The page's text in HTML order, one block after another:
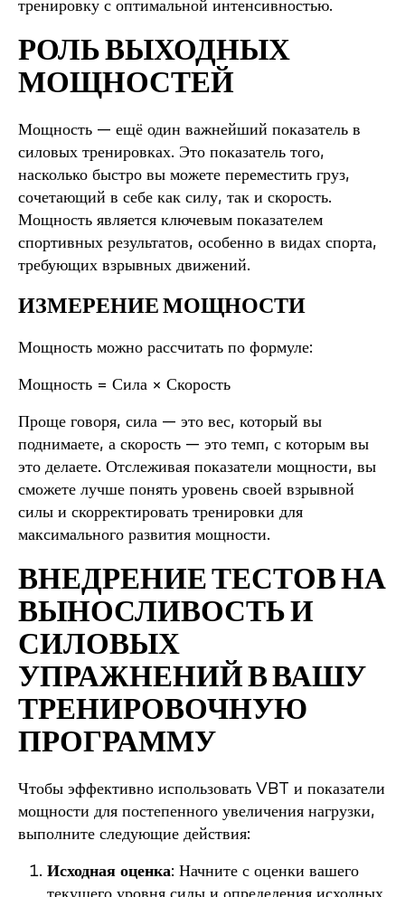
тренировку с оптимальной интенсивностью.
РОЛЬ ВЫХОДНЫХ
МОЩНОСТЕЙ
Мощность — ещё один важнейший показатель в
силовых тренировках. Это показатель того,
насколько быстро вы можете переместить груз,
сочетающий в себе как силу, так и скорость.
Мощность является ключевым показателем
спортивных результатов, особенно в видах спорта,
требующих взрывных движений.
ИЗМЕРЕНИЕ МОЩНОСТИ
Мощность можно рассчитать по формуле:
Мощность = Сила × Скорость
Проще говоря, сила — это вес, который вы
поднимаете, а скорость — это темп, с которым вы
это делаете. Отслеживая показатели мощности, вы
сможете лучше понять уровень своей взрывной
силы и скорректировать тренировки для
максимального развития мощности.
ВНЕДРЕНИЕ ТЕСТОВ НА
ВЫНОСЛИВОСТЬ И
СИЛОВЫХ
УПРАЖНЕНИЙ В ВАШУ
ТРЕНИРОВОЧНУЮ
ПРОГРАММУ
Чтобы эффективно использовать VBT и показатели
мощности для постепенного увеличения нагрузки,
выполните следующие действия:
Исходная оценка: Начните с оценки вашего